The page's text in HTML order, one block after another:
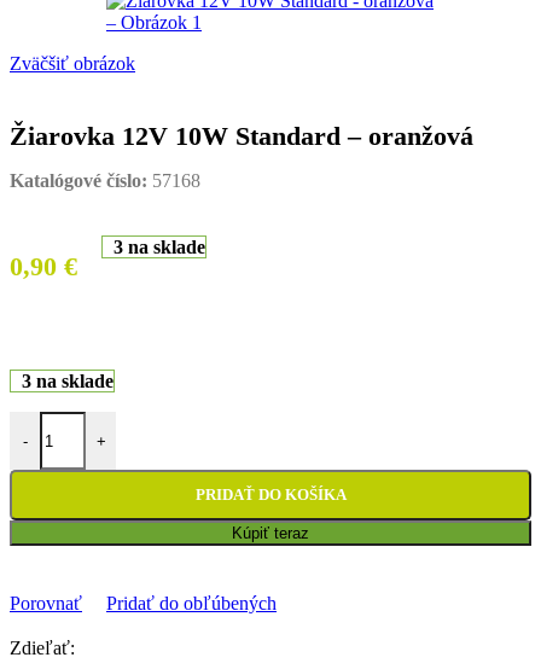
Zväčšiť obrázok
Žiarovka 12V 10W Standard – oranžová
Katalógové číslo: 57168
0,90 €
3 na sklade
3 na sklade
- +
PRIDAŤ DO KOŠÍKA
Kúpiť teraz
Porovnať Pridať do obľúbených
Zdieľať: